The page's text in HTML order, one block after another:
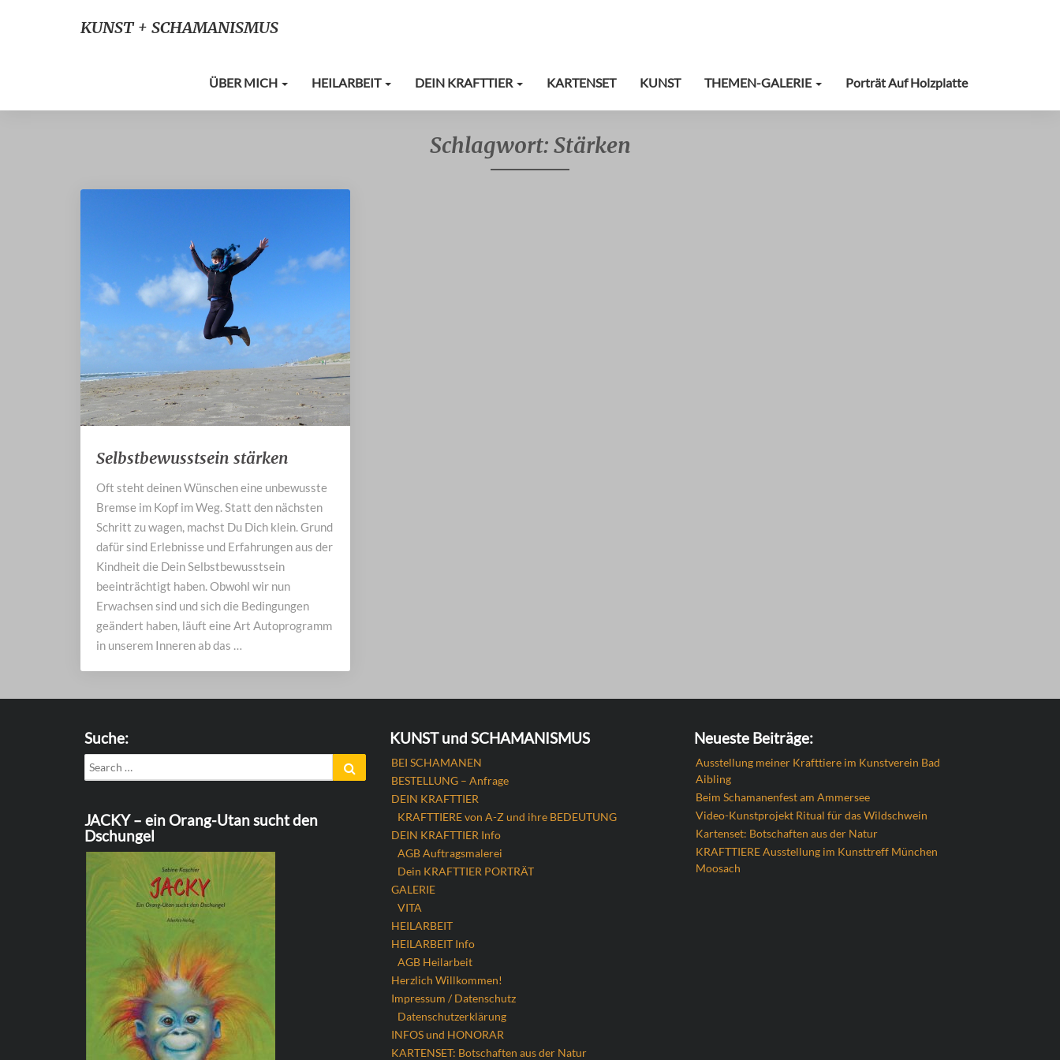
KUNST + SCHAMANISMUS
ÜBER MICH HEILARBEIT DEIN KRAFTTIER KARTENSET KUNST THEMEN-GALERIE Porträt Auf Holzplatte
Schlagwort: Stärken
Selbstbewusstsein
stärken
Selbstbewusstsein stärken
Oft steht deinen Wünschen eine unbewusste
Bremse im Kopf im Weg. Statt den nächsten
Schritt zu wagen, machst Du Dich klein. Grund
dafür sind Erlebnisse und Erfahrungen aus der
Kindheit die Dein Selbstbewusstsein
beeinträchtigt haben. Obwohl wir nun
Erwachsen sind und sich die Bedingungen
geändert haben, läuft eine Art Autoprogramm
in unserem Inneren ab das …
Suche:
Search
for:
JACKY – ein Orang-Utan sucht den
Dschungel
KUNST und SCHAMANISMUS
BEI SCHAMANEN
BESTELLUNG – Anfrage
DEIN KRAFTTIER
KRAFTTIERE von A-Z und ihre BEDEUTUNG
DEIN KRAFTTIER Info
AGB Auftragsmalerei
Dein KRAFTTIER PORTRÄT
GALERIE
VITA
HEILARBEIT
HEILARBEIT Info
AGB Heilarbeit
Herzlich Willkommen!
Impressum / Datenschutz
Datenschutzerklärung
INFOS und HONORAR
KARTENSET: Botschaften aus der Natur
Neueste Beiträge:
Ausstellung meiner Krafttiere im Kunstverein Bad
Aibling
Beim Schamanenfest am Ammersee
Video-Kunstprojekt Ritual für das Wildschwein
Kartenset: Botschaften aus der Natur
KRAFTTIERE Ausstellung im Kunsttreff München
Moosach